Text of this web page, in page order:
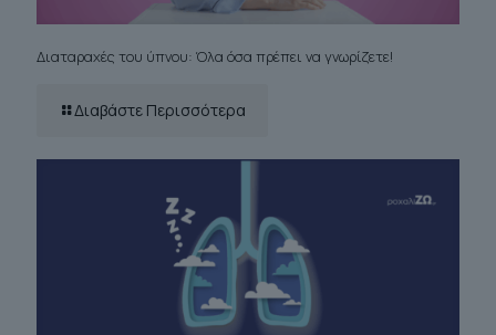
Διαταραχές του ύπνου: Όλα όσα πρέπει να γνωρίζετε!
Διαβάστε Περισσότερα